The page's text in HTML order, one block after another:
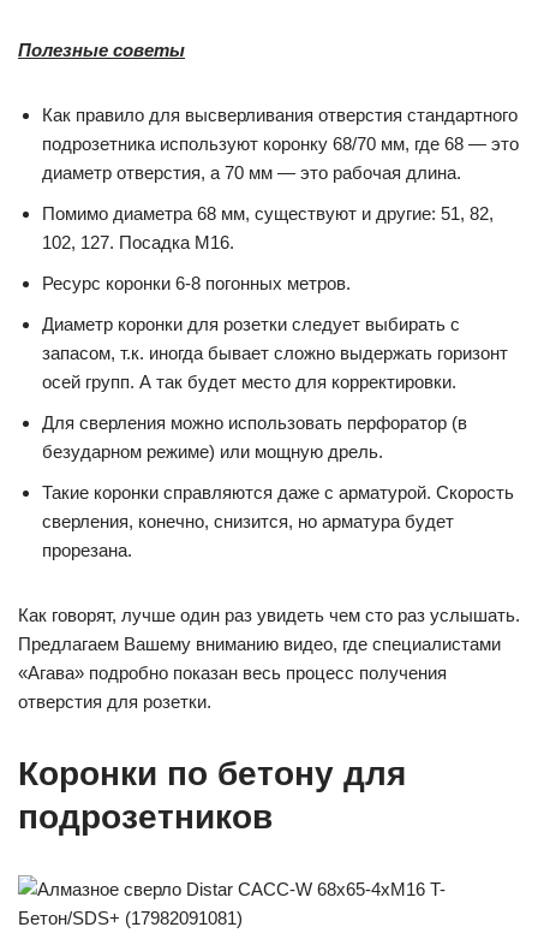
Полезные советы
Как правило для высверливания отверстия стандартного
подрозетника используют коронку 68/70 мм, где 68 — это
диаметр отверстия, а 70 мм — это рабочая длина.
Помимо диаметра 68 мм, существуют и другие: 51, 82,
102, 127. Посадка M16.
Ресурс коронки 6-8 погонных метров.
Диаметр коронки для розетки следует выбирать с
запасом, т.к. иногда бывает сложно выдержать горизонт
осей групп. А так будет место для корректировки.
Для сверления можно использовать перфоратор (в
безударном режиме) или мощную дрель.
Такие коронки справляются даже с арматурой. Скорость
сверления, конечно, снизится, но арматура будет
прорезана.
Как говорят, лучше один раз увидеть чем сто раз услышать.
Предлагаем Вашему вниманию видео, где специалистами
«Агава» подробно показан весь процесс получения
отверстия для розетки.
Коронки по бетону для
подрозетников